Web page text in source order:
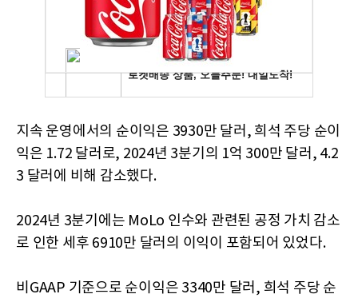
지속 운영에서의 순이익은 3930만 달러, 희석 주당 순이
익은 1.72 달러로, 2024년 3분기의 1억 300만 달러, 4.2
3 달러에 비해 감소했다.
2024년 3분기에는 MoLo 인수와 관련된 공정 가치 감소
로 인한 세후 6910만 달러의 이익이 포함되어 있었다.
비GAAP 기준으로 순이익은 3340만 달러, 희석 주당 순